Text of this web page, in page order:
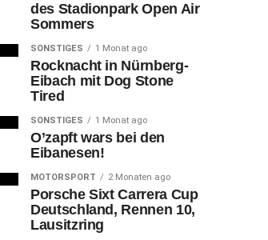
des Stadionpark Open Air
Sommers
SONSTIGES 1 Monat ago
Rocknacht in Nürnberg-
Eibach mit Dog Stone
Tired
SONSTIGES 1 Monat ago
O’zapft wars bei den
Eibanesen!
MOTORSPORT 2 Monaten ago
Porsche Sixt Carrera Cup
Deutschland, Rennen 10,
Lausitzring